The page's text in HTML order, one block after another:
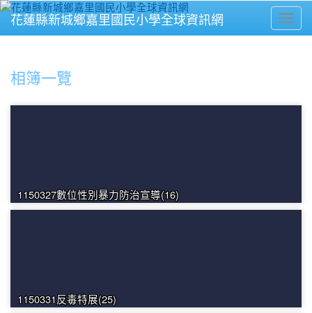
⏸
花蓮縣新城鄉嘉里國民小學全球資訊網
相簿一覽
1150327數位性別暴力防治宣導(16)
1150331反毒特展(25)